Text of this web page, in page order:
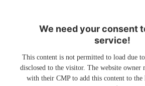
We need your consent
service!
This content is not permitted to load due
disclosed to the visitor. The website owner
with their CMP to add this content to the